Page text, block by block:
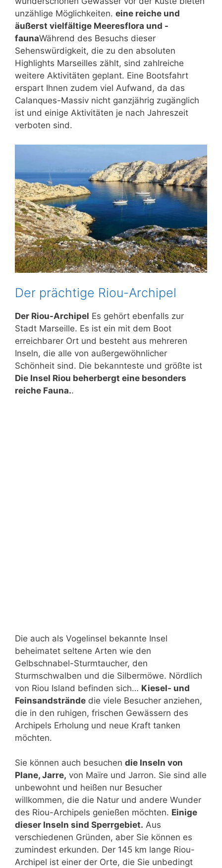
unzählige Möglichkeiten. eine reiche und
äußerst vielfältige Meeresflora und -
faunaWährend des Besuchs dieser
Sehenswürdigkeit, die zu den absoluten
Highlights Marseilles zählt, sind zahlreiche
weitere Aktivitäten geplant. Eine Bootsfahrt
erspart Ihnen zudem viel Aufwand, da das
Calanques-Massiv nicht ganzjährig zugänglich
ist und einige Aktivitäten je nach Jahreszeit
verboten sind.
Der prächtige Riou-Archipel
Der Riou-Archipel Es gehört ebenfalls zur
Stadt Marseille. Es ist ein mit dem Boot
erreichbarer Ort und besteht aus mehreren
Inseln, die alle von außergewöhnlicher
Schönheit sind. Die bekannteste und größte ist
Die Insel Riou beherbergt eine besonders
reiche Fauna..
Die auch als Vogelinsel bekannte Insel
beheimatet seltene Arten wie den
Gelbschnabel-Sturmtaucher, den
Sturmschwalben und die Silbermöwe. Nördlich
von Riou Island befinden sich… Kiesel- und
Feinsandstrände die viele Besucher anziehen,
die in den ruhigen, frischen Gewässern des
Archipels Erholung und neue Kraft tanken
möchten.
Sie können auch besuchen die Inseln von
Plane, Jarre, von Maïre ​​und Jarron. Sie sind alle
unbewohnt und heißen nur Besucher
willkommen, die die Natur und andere Wunder
des Riou-Archipels genießen möchten. Einige
dieser Inseln sind Sperrgebiet. Aus
verschiedenen Gründen, aber Sie können es
zumindest erkunden. Der 145 km lange Riou-
Archipel ist einer der Orte, die Sie unbedingt